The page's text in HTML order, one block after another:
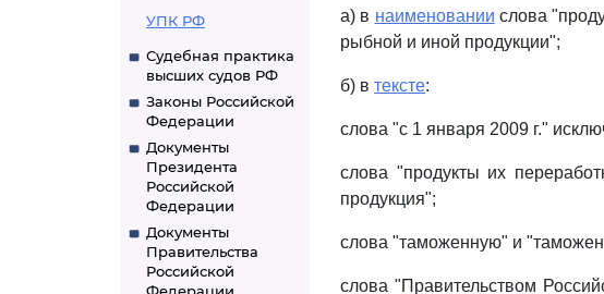
УПК РФ
Судебная практика
высших судов РФ
Законы Российской
Федерации
Документы
Президента
Российской
Федерации
Документы
Правительства
Российской
а) в наименовании слова
рыбной и иной продукции";
б) в тексте:
слова "с 1 января 2009 г."
слова "продукты их
продукция";
слова "таможенную" и
слова "Правительством